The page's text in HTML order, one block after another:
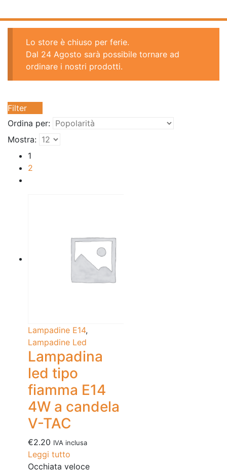
Lo store è chiuso per ferie.
Dal 24 Agosto sarà possibile tornare ad
ordinare i nostri prodotti.
Filter
Ordina per:
Mostra:
1
2
Lampadine E14,
Lampadine Led
Lampadina
led tipo
fiamma E14
4W a candela
V-TAC
€2.20 IVA inclusa
Leggi tutto
Occhiata veloce